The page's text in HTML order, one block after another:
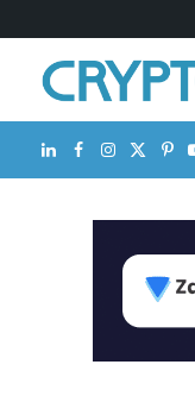
LinkedIn
Facebook
Instagram
X